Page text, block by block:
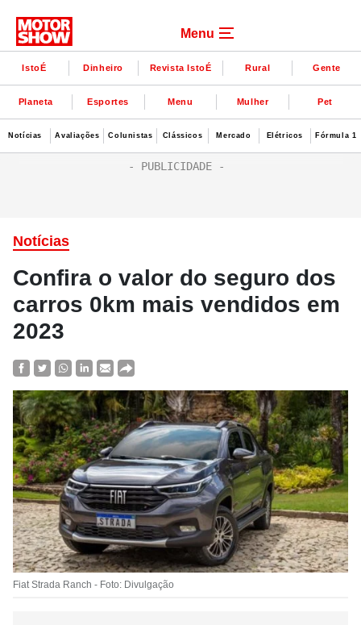
Menu
IstoÉ Dinheiro Revista IstoÉ Rural Gente
Planeta Esportes Menu Mulher Pet
Notícias Avaliações Colunistas Clássicos Mercado Elétricos Fórmula 1
Notícias
Confira o valor do seguro dos
carros 0km mais vendidos em
2023
Fiat Strada Ranch - Foto: Divulgação